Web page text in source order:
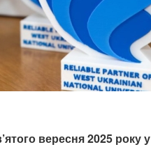
вересня 2025 року у